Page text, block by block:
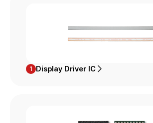
1 Display Driver IC